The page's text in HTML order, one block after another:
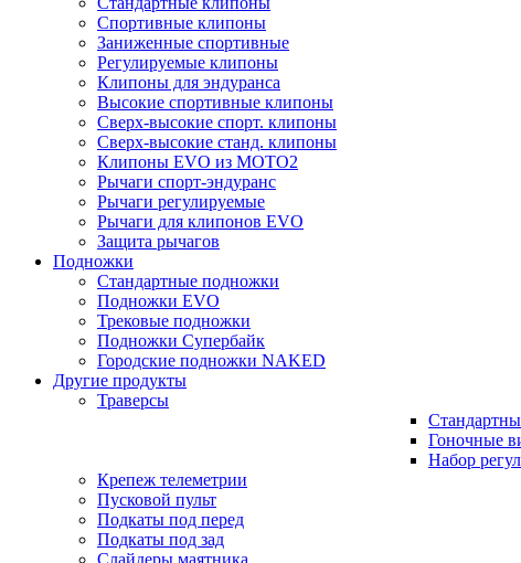
Спортивные клипоны
Заниженные спортивные
Регулируемые клипоны
Клипоны для эндуранса
Высокие спортивные клипоны
Сверх-высокие спорт. клипоны
Сверх-высокие станд. клипоны
Клипоны EVO из MOTO2
Рычаги спорт-эндуранс
Рычаги регулируемые
Рычаги для клипонов EVO
Защита рычагов
Подножки
Стандартные подножки
Подножки EVO
Трековые подножки
Подножки Супербайк
Городские подножки NAKED
Другие продукты
Траверсы
Гоночные
Набор
Крепеж телеметрии
Пусковой пульт
Подкаты под перед
Подкаты под зад
Слайдеры маятника